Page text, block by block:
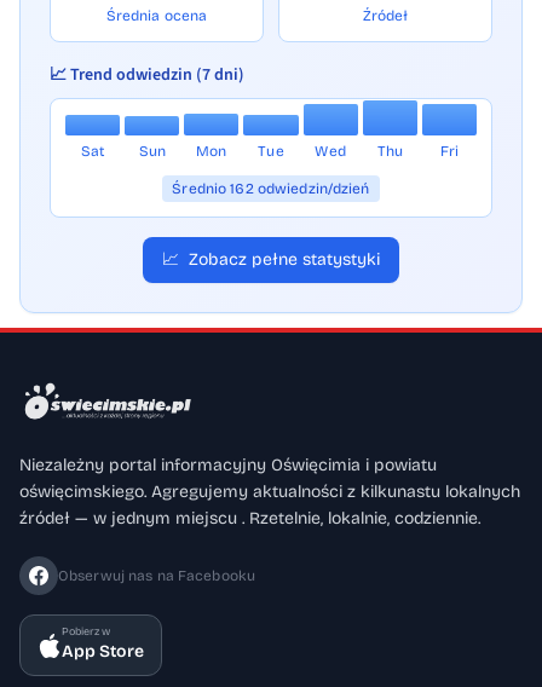
Średnia ocena Źródeł
📈 Trend odwiedzin (7 dni)
Sat Sun Mon Tue Wed Thu Fri
Średnio 162 odwiedzin/dzień
📈 Zobacz pełne statystyki
Niezależny portal informacyjny Oświęcimia i powiatu
oświęcimskiego. Agregujemy aktualności z kilkunastu lokalnych
źródeł — w jednym miejscu . Rzetelnie, lokalnie, codziennie.
Obserwuj nas na Facebooku
Pobierz w
App Store